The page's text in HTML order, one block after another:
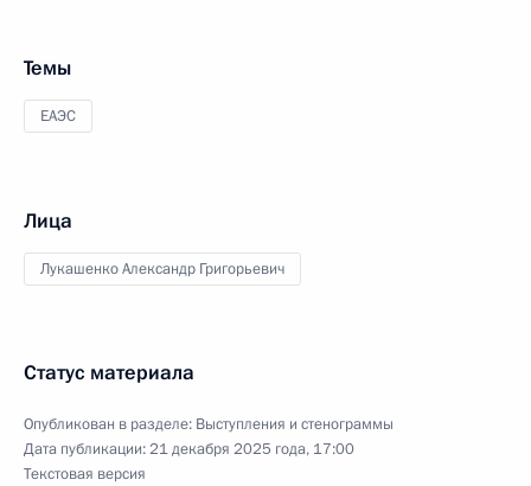
Темы
ЕАЭС
Лица
Лукашенко Александр Григорьевич
Статус материала
Опубликован в разделе: Выступления и стенограммы
Дата публикации:21 декабря 2025 года, 17:00
Текстовая версия